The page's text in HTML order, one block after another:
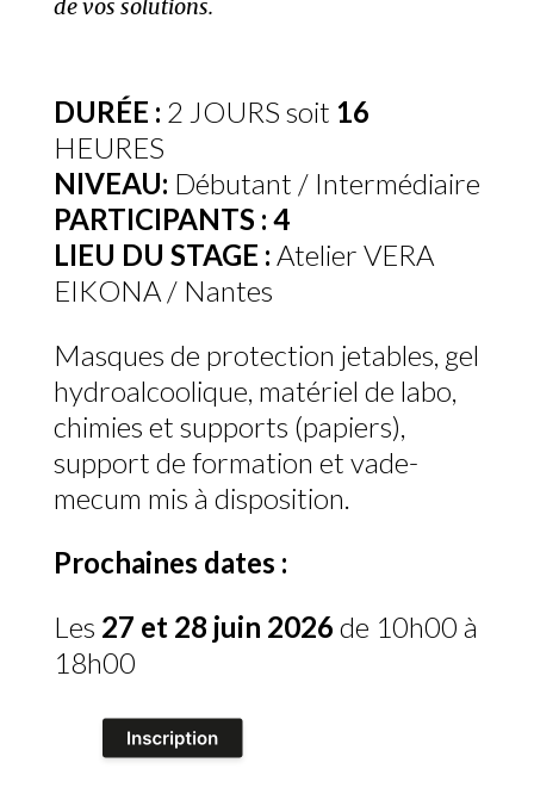
de vos solutions.
DURÉE : 2 JOURS soit 16
HEURES
NIVEAU: Débutant / Intermédiaire
PARTICIPANTS : 4
LIEU DU STAGE : Atelier VERA
EIKONA / Nantes
Masques de protection jetables, gel
hydroalcoolique, matériel de labo,
chimies et supports (papiers),
support de formation et vade-
mecum mis à disposition.
Prochaines dates :
Les 27 et 28 juin 2026 de 10h00 à
18h00